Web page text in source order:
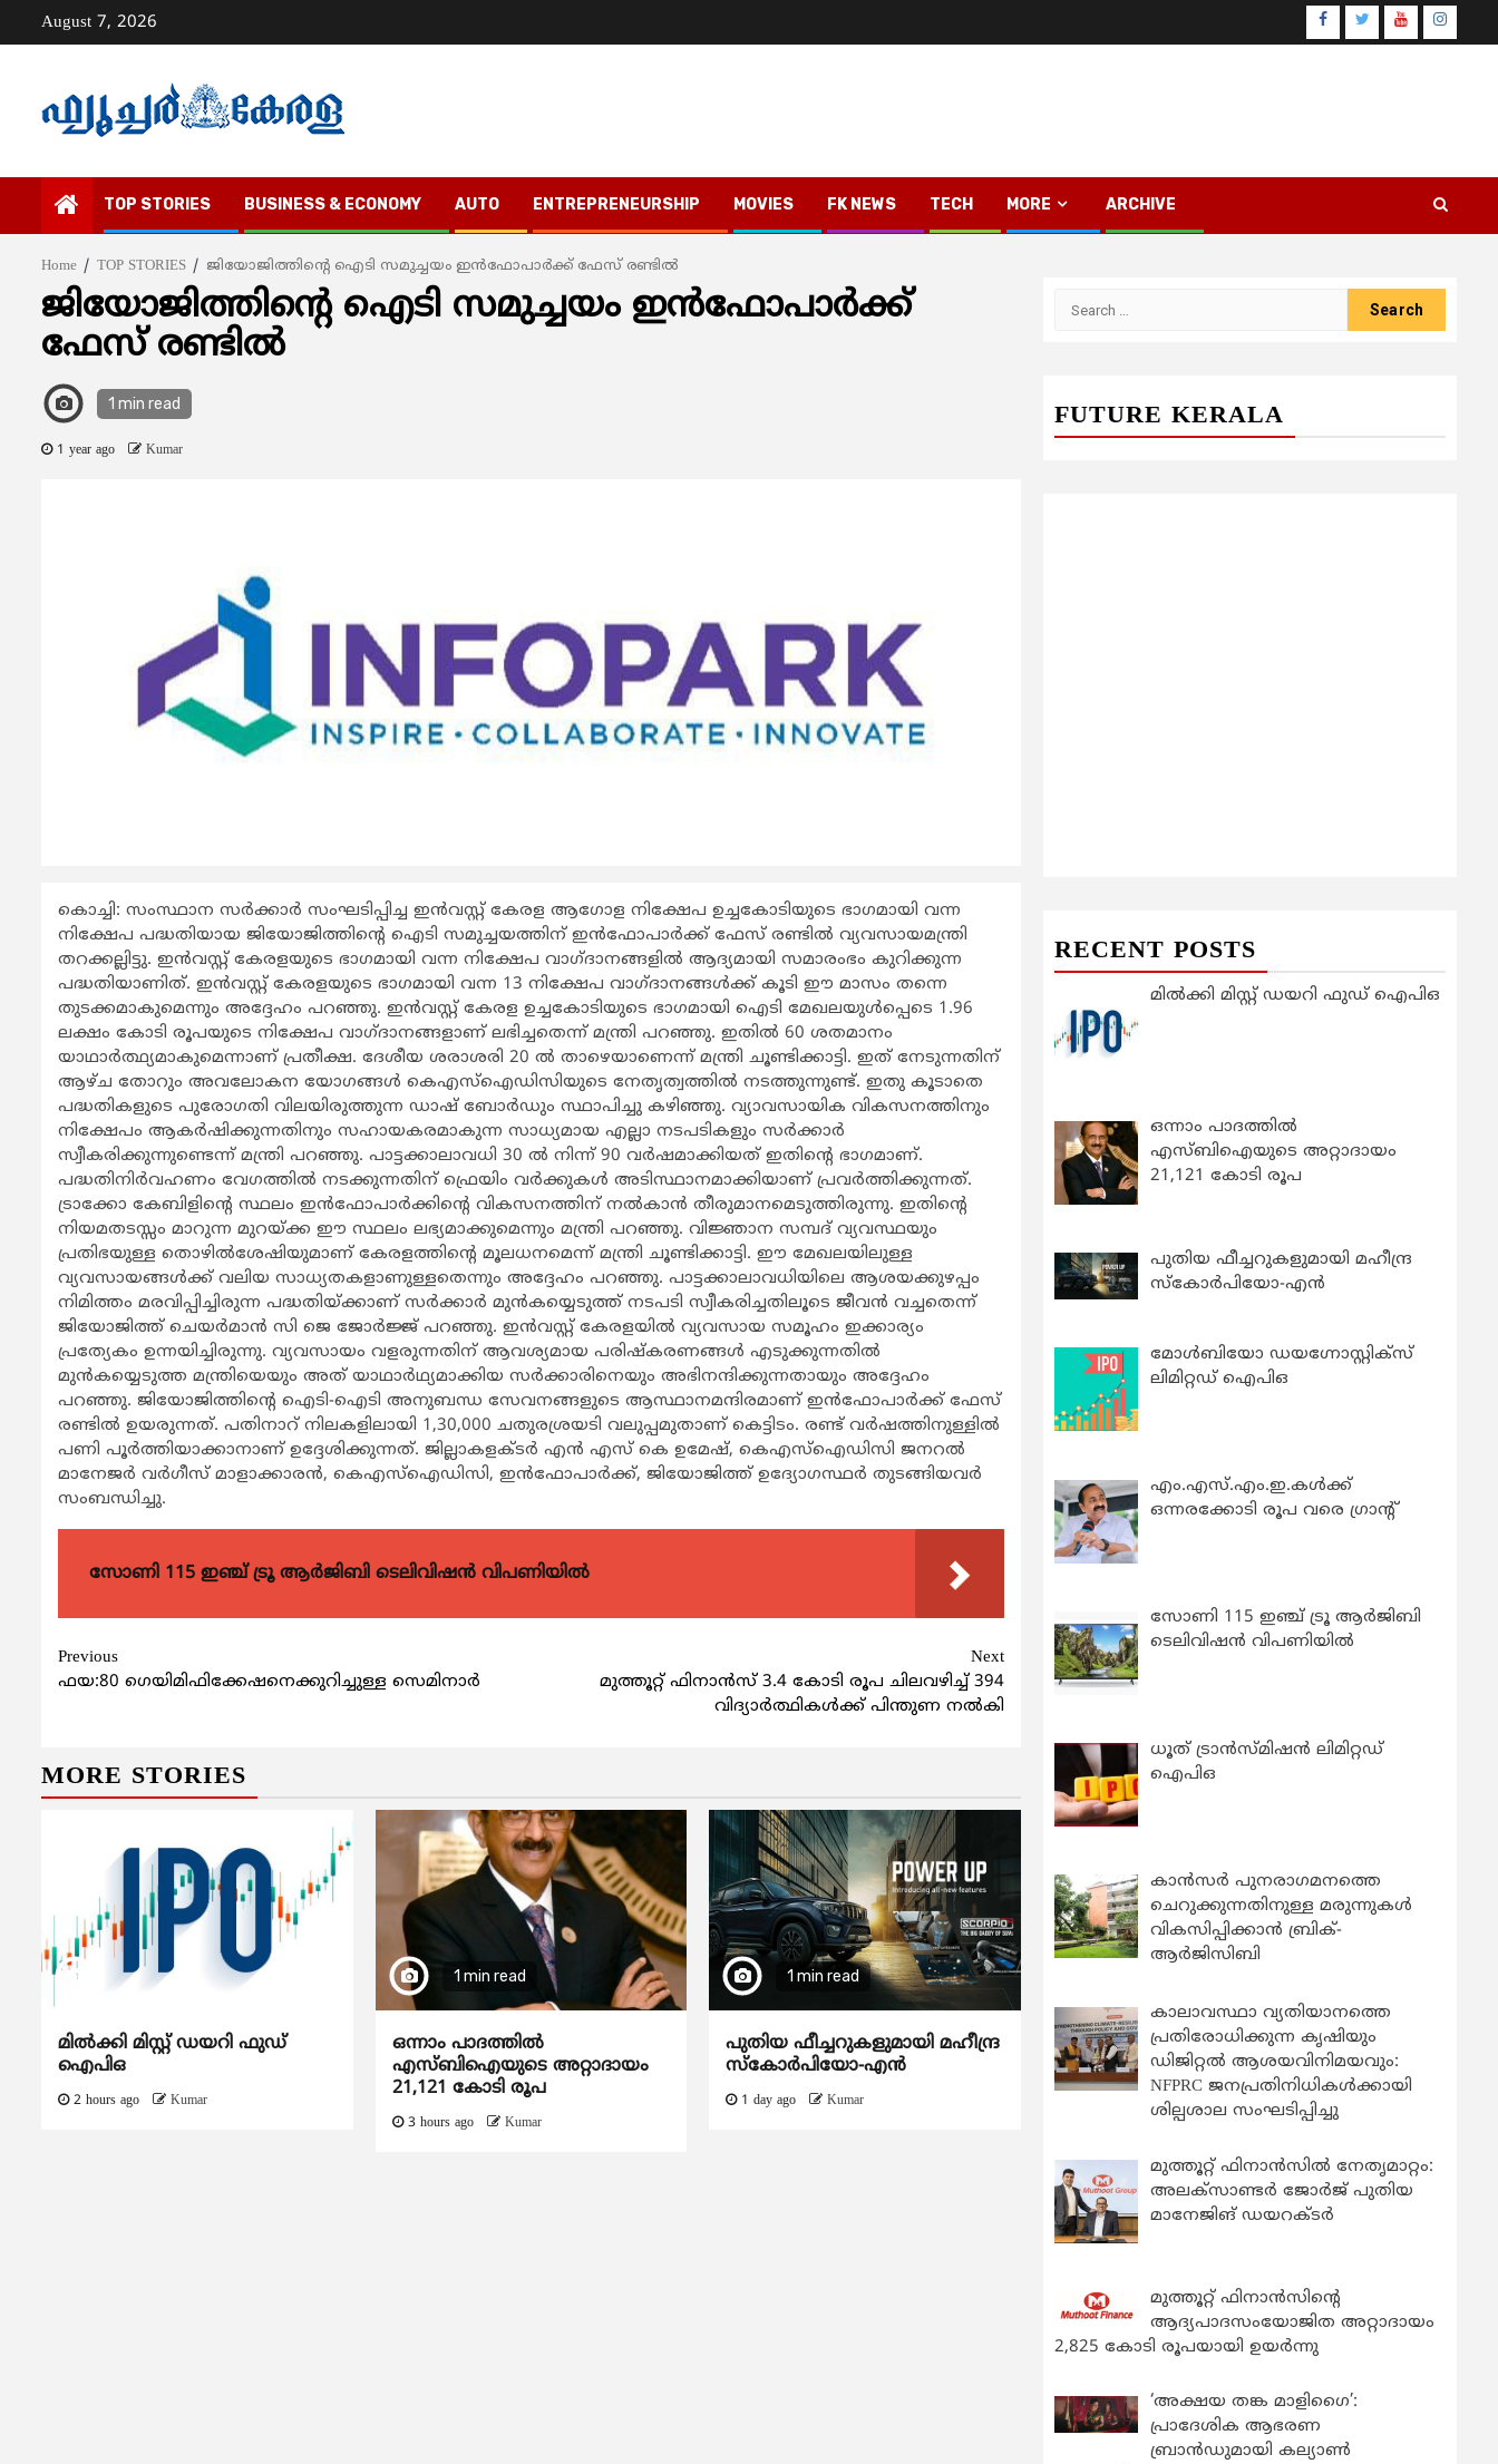
August 7, 2026 Facebook
TwitterYoutube
TOP STORIES BUSINESS & ECONOMY AUTO ENTREPRENEURSHIP MOVIES FK NEWS TECH MORE ARCHIVE
Home TOP STORIES ജിയോജിത്തിന്‍റെ ഐടി സമുച്ചയം ഇന്‍ഫോപാര്‍ക്ക് ഫേസ് രണ്ടില്‍
ജിയോജിത്തിന്‍റെ ഐടി സമുച്ചയം ഇന്‍ഫോപാര്‍ക്ക്
ഫേസ് രണ്ടില്‍
1 min read
1 year ago Kumar
കൊച്ചി: സംസ്ഥാന സര്‍ക്കാര്‍ സംഘടിപ്പിച്ച ഇന്‍വസ്റ്റ് കേരള ആഗോള നിക്ഷേപ ഉച്ചകോടിയുടെ ഭാഗമായി വന്ന
നിക്ഷേപ പദ്ധതിയായ ജിയോജിത്തിന്‍റെ ഐടി സമുച്ചയത്തിന് ഇന്‍ഫോപാര്‍ക്ക് ഫേസ് രണ്ടില്‍ വ്യവസായമന്ത്രി
തറക്കല്ലിട്ടു. ഇന്‍വസ്റ്റ് കേരളയുടെ ഭാഗമായി വന്ന നിക്ഷേപ വാഗ്ദാനങ്ങളില്‍ ആദ്യമായി സമാരംഭം കുറിക്കുന്ന
പദ്ധതിയാണിത്. ഇന്‍വസ്റ്റ് കേരളയുടെ ഭാഗമായി വന്ന 13 നിക്ഷേപ വാഗ്ദാനങ്ങള്‍ക്ക് കൂടി ഈ മാസം തന്നെ
തുടക്കമാകുമെന്നും അദ്ദേഹം പറഞ്ഞു. ഇന്‍വസ്റ്റ് കേരള ഉച്ചകോടിയുടെ ഭാഗമായി ഐടി മേഖലയുള്‍പ്പെടെ 1.96
ലക്ഷം കോടി രൂപയുടെ നിക്ഷേപ വാഗ്ദാനങ്ങളാണ് ലഭിച്ചതെന്ന് മന്ത്രി പറഞ്ഞു. ഇതില്‍ 60 ശതമാനം
യാഥാര്‍ത്ഥ്യമാകുമെന്നാണ് പ്രതീക്ഷ. ദേശീയ ശരാശരി 20 ല്‍ താഴെയാണെന്ന് മന്ത്രി ചൂണ്ടിക്കാട്ടി. ഇത് നേടുന്നതിന്
ആഴ്ച തോറും അവലോകന യോഗങ്ങള്‍ കെഎസ്‌ഐഡിസിയുടെ നേതൃത്വത്തില്‍ നടത്തുന്നുണ്ട്. ഇതു കൂടാതെ
പദ്ധതികളുടെ പുരോഗതി വിലയിരുത്തുന്ന ഡാഷ് ബോര്‍ഡും സ്ഥാപിച്ചു കഴിഞ്ഞു. വ്യാവസായിക വികസനത്തിനും
നിക്ഷേപം ആകര്‍ഷിക്കുന്നതിനും സഹായകരമാകുന്ന സാധ്യമായ എല്ലാ നടപടികളും സര്‍ക്കാര്‍
സ്വീകരിക്കുന്നുണ്ടെന്ന് മന്ത്രി പറഞ്ഞു. പാട്ടക്കാലാവധി 30 ല്‍ നിന്ന് 90 വര്‍ഷമാക്കിയത് ഇതിന്‍റെ ഭാഗമാണ്.
പദ്ധതിനിര്‍വഹണം വേഗത്തില്‍ നടക്കുന്നതിന് ഫ്രെയിം വര്‍ക്കുകള്‍ അടിസ്ഥാനമാക്കിയാണ് പ്രവര്‍ത്തിക്കുന്നത്.
ട്രാക്കോ കേബിളിന്‍റെ സ്ഥലം ഇന്‍ഫോപാര്‍ക്കിന്‍റെ വികസനത്തിന് നല്‍കാന്‍ തീരുമാനമെടുത്തിരുന്നു. ഇതിന്‍റെ
നിയമതടസ്സം മാറുന്ന മുറയ്ക്ക ഈ സ്ഥലം ലഭ്യമാക്കുമെന്നും മന്ത്രി പറഞ്ഞു. വിജ്ഞാന സമ്പദ് വ്യവസ്ഥയും
പ്രതിഭയുള്ള തൊഴില്‍ശേഷിയുമാണ് കേരളത്തിന്‍റെ മൂലധനമെന്ന് മന്ത്രി ചൂണ്ടിക്കാട്ടി. ഈ മേഖലയിലുള്ള
വ്യവസായങ്ങള്‍ക്ക് വലിയ സാധ്യതകളാണുള്ളതെന്നും അദ്ദേഹം പറഞ്ഞു. പാട്ടക്കാലാവധിയിലെ ആശയക്കുഴപ്പം
നിമിത്തം മരവിപ്പിച്ചിരുന്ന പദ്ധതിയ്ക്കാണ് സര്‍ക്കാര്‍ മുന്‍കയ്യെടുത്ത് നടപടി സ്വീകരിച്ചതിലൂടെ ജീവന്‍ വച്ചതെന്ന്
ജിയോജിത്ത് ചെയര്‍മാന്‍ സി ജെ ജോര്‍ജ്ജ് പറഞ്ഞു. ഇന്‍വസ്റ്റ് കേരളയില്‍ വ്യവസായ സമൂഹം ഇക്കാര്യം
പ്രത്യേകം ഉന്നയിച്ചിരുന്നു. വ്യവസായം വളരുന്നതിന് ആവശ്യമായ പരിഷ്‌കരണങ്ങള്‍ എടുക്കുന്നതില്‍
മുന്‍കയ്യെടുത്ത മന്ത്രിയെയും അത് യാഥാര്‍ഥ്യമാക്കിയ സര്‍ക്കാരിനെയും അഭിനന്ദിക്കുന്നതായും അദ്ദേഹം
പറഞ്ഞു. ജിയോജിത്തിന്‍റെ ഐടി-ഐടി അനുബന്ധ സേവനങ്ങളുടെ ആസ്ഥാനമന്ദിരമാണ് ഇന്‍ഫോപാര്‍ക്ക് ഫേസ്
രണ്ടില്‍ ഉയരുന്നത്. പതിനാറ് നിലകളിലായി 1,30,000 ചതുരശ്രയടി വലുപ്പമുതാണ് കെട്ടിടം. രണ്ട് വര്‍ഷത്തിനുള്ളില്‍
പണി പൂര്‍ത്തിയാക്കാനാണ് ഉദ്ദേശിക്കുന്നത്. ജില്ലാകളക്ടര്‍ എന്‍ എസ് കെ ഉമേഷ്, കെഎസ്‌ഐഡിസി ജനറല്‍
മാനേജര്‍ വര്‍ഗീസ് മാളാക്കാരന്‍, കെഎസ്‌ഐഡിസി, ഇന്‍ഫോപാര്‍ക്ക്, ജിയോജിത്ത് ഉദ്യോഗസ്ഥര്‍ തുടങ്ങിയവര്‍
സംബന്ധിച്ചു.
സോണി 115 ഇഞ്ച് ട്രൂ ആർജിബി ടെലിവിഷൻ വിപണിയിൽ
Continue
Reading
Previous
ഫയ:80 ഗെയിമിഫിക്കേഷനെക്കുറിച്ചുള്ള സെമിനാര്‍
Next
മുത്തൂറ്റ് ഫിനാന്‍സ് 3.4 കോടി രൂപ ചിലവഴിച്ച് 394
വിദ്യാര്‍ത്ഥികള്‍ക്ക് പിന്തുണ നല്‍കി
MORE STORIES
മിൽക്കി മിസ്റ്റ് ഡയറി ഫുഡ്
ഐപിഒ
2 hours ago Kumar
1 min read
ഒന്നാം പാദത്തിൽ
എസ്ബിഐയുടെ അറ്റാദായം
21,121 കോടി രൂപ
3 hours ago Kumar
1 min read
പുതിയ ഫീച്ചറുകളുമായി മഹീന്ദ്ര
സ്കോർപിയോ-എൻ
1 day ago Kumar
FUTURE KERALA
RECENT POSTS
മിൽക്കി മിസ്റ്റ് ഡയറി ഫുഡ് ഐപിഒ
ഒന്നാം പാദത്തിൽ
എസ്ബിഐയുടെ അറ്റാദായം
21,121 കോടി രൂപ
പുതിയ ഫീച്ചറുകളുമായി മഹീന്ദ്ര
സ്കോർപിയോ-എൻ
മോൾബിയോ ഡയഗ്നോസ്റ്റിക്സ്
ലിമിറ്റഡ് ഐപിഒ
എം.എസ്.എം.ഇ.കൾക്ക്
ഒന്നരക്കോടി രൂപ വരെ ഗ്രാന്റ്
സോണി 115 ഇഞ്ച് ട്രൂ ആർജിബി
ടെലിവിഷൻ വിപണിയിൽ
ധൂത് ട്രാൻസ്മിഷൻ ലിമിറ്റഡ്
ഐപിഒ
കാന്‍സര്‍ പുനരാഗമനത്തെ
ചെറുക്കുന്നതിനുള്ള മരുന്നുകള്‍
വികസിപ്പിക്കാന്‍ ബ്രിക്-
ആര്‍ജിസിബി
കാലാവസ്ഥാ വ്യതിയാനത്തെ
പ്രതിരോധിക്കുന്ന കൃഷിയും
ഡിജിറ്റൽ ആശയവിനിമയവും:
NFPRC ജനപ്രതിനിധികൾക്കായി
ശില്പശാല സംഘടിപ്പിച്ചു
മുത്തൂറ്റ് ഫിനാൻസിൽ നേതൃമാറ്റം:
അലക്സാണ്ടർ ജോർജ് പുതിയ
മാനേജിങ് ഡയറക്ടർ
മുത്തൂറ്റ് ഫിനാൻസിന്റെ
ആദ്യപാദസംയോജിത അറ്റാദായം
2,825 കോടി രൂപയായി ഉയർന്നു
‘അക്ഷയ തങ്ക മാളിഗൈ’:
പ്രാദേശിക ആഭരണ
ബ്രാന്‍ഡുമായി കല്യാണ്‍